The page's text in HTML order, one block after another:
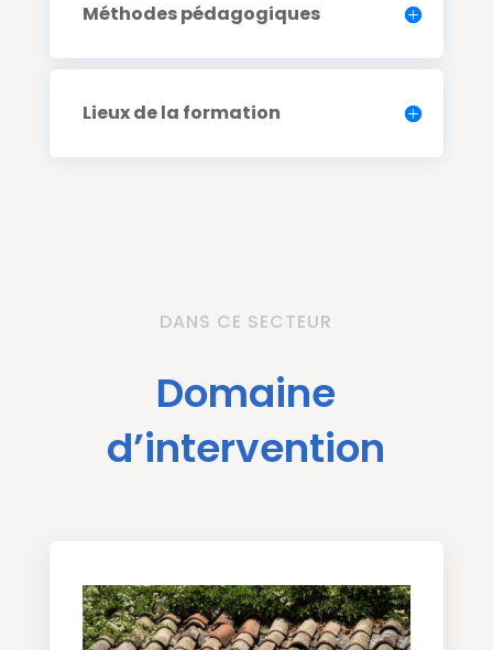
Méthodes pédagogiques
Lieux de la formation
DANS CE SECTEUR
Domaine
d’intervention